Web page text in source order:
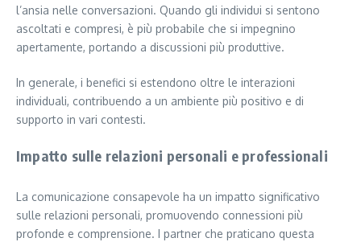
l’ansia nelle conversazioni. Quando gli individui si sentono
ascoltati e compresi, è più probabile che si impegnino
apertamente, portando a discussioni più produttive.
In generale, i benefici si estendono oltre le interazioni
individuali, contribuendo a un ambiente più positivo e di
supporto in vari contesti.
Impatto sulle relazioni personali e professionali
La comunicazione consapevole ha un impatto significativo
sulle relazioni personali, promuovendo connessioni più
profonde e comprensione. I partner che praticano questa